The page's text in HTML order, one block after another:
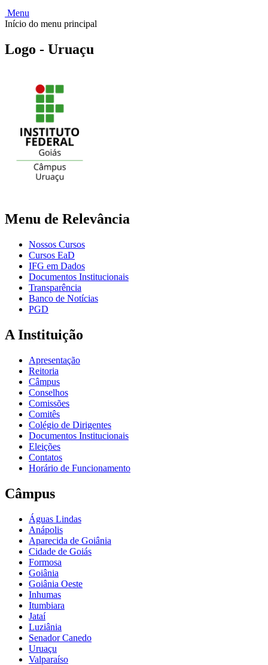
Menu
Início do menu principal
Logo - Uruaçu
Menu de Relevância
Nossos Cursos
Cursos EaD
IFG em Dados
Documentos Institucionais
Transparência
Banco de Notícias
PGD
A Instituição
Apresentação
Reitoria
Câmpus
Conselhos
Comissões
Comitês
Colégio de Dirigentes
Documentos Institucionais
Eleições
Contatos
Horário de Funcionamento
Câmpus
Águas Lindas
Anápolis
Aparecida de Goiânia
Cidade de Goiás
Formosa
Goiânia
Goiânia Oeste
Inhumas
Itumbiara
Jataí
Luziânia
Senador Canedo
Uruaçu
Valparaíso